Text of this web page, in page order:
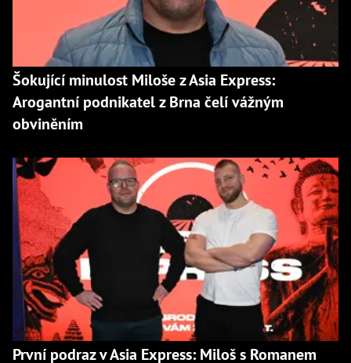
Šokující minulost Miloše z Asia Express:
Arogantní podnikatel z Brna čelí vážným
obviněním
První podraz v Asia Express: Miloš s Romanem